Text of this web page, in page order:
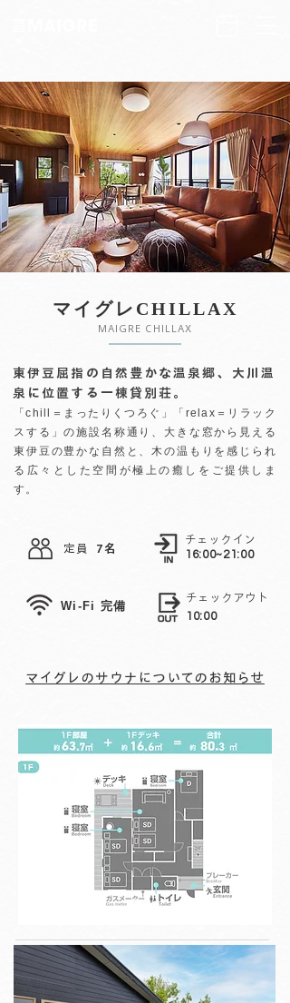
​マイグレCHILLAX
MAIGRE CHILLAX
東伊豆屈指の自然豊かな温泉郷、 大川温
泉に位置する一棟貸別荘。
「chill＝まったりくつろぐ」「relax＝リラック
スする」の施設名称通り、大きな窓から見える
東伊豆の豊かな自然と、木の温もりを感じられ
る広々とした空間が極上の癒しをご提供しま
す。
定員 7名 16:00~21:00
チェックイン
​Wi-Fi 完備
チェックアウト
10:00
マイグレのサウナについてのお知らせ